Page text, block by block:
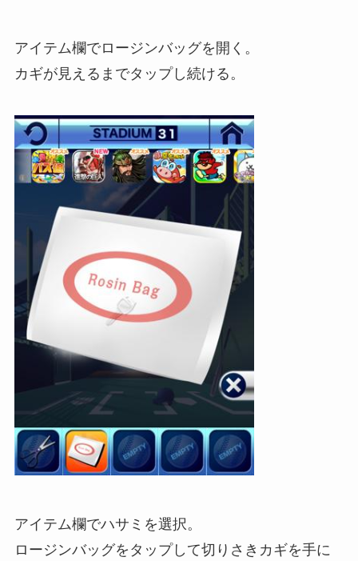
アイテム欄でロージンバッグを開く。
カギが見えるまでタップし続ける。
アイテム欄でハサミを選択。
ロージンバッグをタップして切りさきカギを手に